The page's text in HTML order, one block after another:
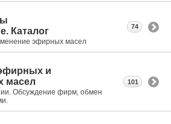
Каталог
эфирных масел
74
и
масел
Обсуждение фирм, обмен
101